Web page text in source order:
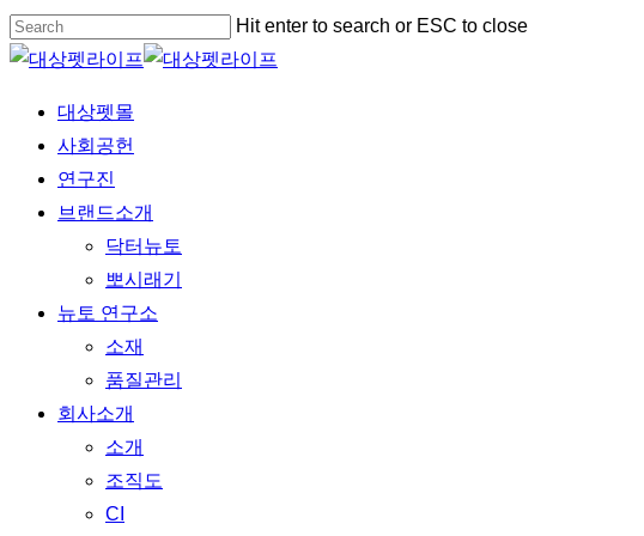
Skip
to
content
Hit enter to search or ESC to close
Close
Menu 대상펫몰
사회공헌
연구진
브랜드소개
닥터뉴토
뽀시래기
뉴토 연구소
소재
품질관리
회사소개
소개
조직도
CI